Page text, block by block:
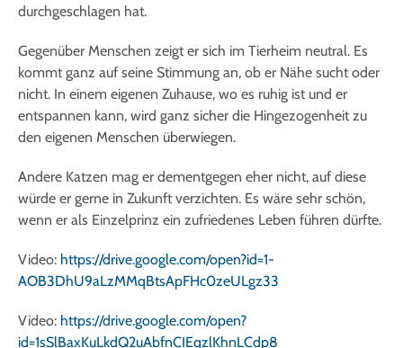
durchgeschlagen hat.
Gegenüber Menschen zeigt er sich im Tierheim neutral. Es
kommt ganz auf seine Stimmung an, ob er Nähe sucht oder
nicht. In einem eigenen Zuhause, wo es ruhig ist und er
entspannen kann, wird ganz sicher die Hingezogenheit zu
den eigenen Menschen überwiegen.
Andere Katzen mag er dementgegen eher nicht, auf diese
würde er gerne in Zukunft verzichten. Es wäre sehr schön,
wenn er als Einzelprinz ein zufriedenes Leben führen dürfte.
Video: https://drive.google.com/open?id=1-
AOB3DhU9aLzMMqBtsApFHc0zeULgz33
Video: https://drive.google.com/open?
id=1sSlBaxKuLkdQ2uAbfnCIEqzlKhnLCdp8